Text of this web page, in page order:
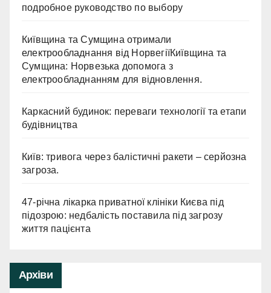
подробное руководство по выбору
Київщина та Сумщина отримали
електрообладнання від НорвегіїКиївщина та
Сумщина: Норвезька допомога з
електрообладнанням для відновлення.
Каркасний будинок: переваги технології та етапи
будівництва
Київ: тривога через балістичні ракети – серйозна
загроза.
47-річна лікарка приватної клініки Києва під
підозрою: недбалість поставила під загрозу
життя пацієнта
Архіви